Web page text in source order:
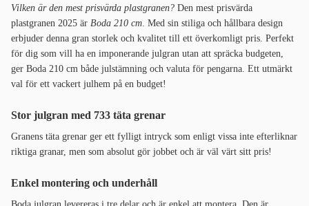
Vilken är den mest prisvärda plastgranen? Den mest prisvärda
plastgranen 2025 är Boda 210 cm. Med sin stiliga och hållbara design
erbjuder denna gran storlek och kvalitet till ett överkomligt pris. Perfekt
för dig som vill ha en imponerande julgran utan att spräcka budgeten,
ger Boda 210 cm både julstämning och valuta för pengarna. Ett utmärkt
val för ett vackert julhem på en budget!
Stor julgran med 733 täta grenar
Granens täta grenar ger ett fylligt intryck som enligt vissa inte efterliknar
riktiga granar, men som absolut gör jobbet och är väl värt sitt pris!
Enkel montering och underhåll